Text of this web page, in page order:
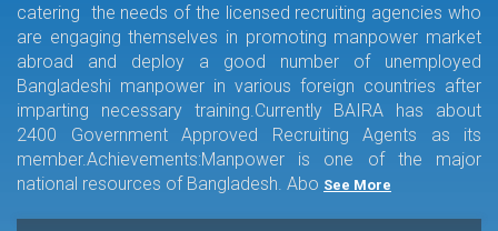
catering the needs of the licensed recruiting agencies who
are engaging themselves in promoting manpower market
abroad and deploy a good number of unemployed
Bangladeshi manpower in various foreign countries after
imparting necessary training.Currently BAIRA has about
2400 Government Approved Recruiting Agents as its
member.Achievements:Manpower is one of the major
national resources of Bangladesh. Abo See More